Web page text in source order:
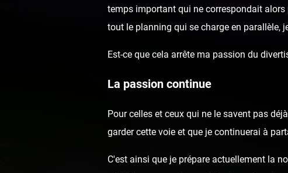
temps important qui ne correspondait
tout le planning qui se charge en parallèle,
Est-ce que cela arrête ma passion du
La passion continue
Pour celles et ceux qui ne le savent pas
garder cette voie et que je continuerai à
C'est ainsi que je prépare actuellement la